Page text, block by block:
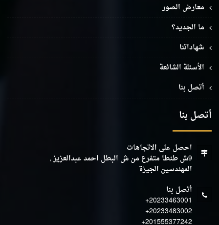
معارض الصور
ما الجديد؟
شهاداتنا
الأسئلة الشائعة
أتصل بنا
أتصل بنا
احصل على الاتجاهات
9ش طنطا متفرع من ش البطل احمد عبدالعزيز ,
المهندسين الجيزة
أتصل بنا
+20233463001
+20233483002
+201555377242